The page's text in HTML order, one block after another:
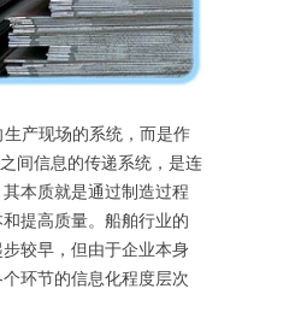
生产现场的系统，而是作
间信息的传递系统，是连
本质就是通过制造过程
提高质量。船舶行业的
较早，但由于企业本身
环节的信息化程度层次